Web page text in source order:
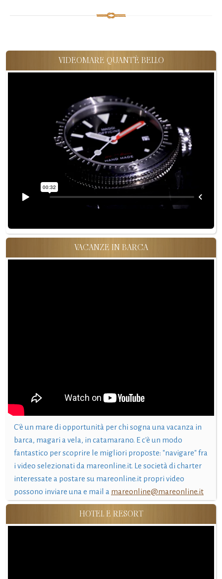
VIDEOMARE QUANT'È BELLO
VACANZE IN BARCA
C'è un mare di opportunità per chi sogna una vacanza in
barca, magari a vela, in catamarano. E c'è un modo
fantastico per scoprire le migliori proposte: "navigare" fra
i video selezionati da mareonline.it. Le società di charter
interessate a postare su mareonline.it propri video
possono inviare una e mail a mareonline@mareonline.it
HOTEL E RESORT